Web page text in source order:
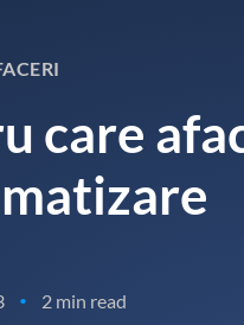
care
• 2 min read